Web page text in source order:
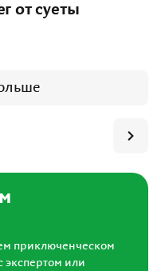
от суеты
приключенческом
экспертом или